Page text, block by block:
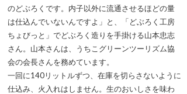
のどぶろくです。内子以外に流通させるほどの量
は仕込んでいないんですよ」と、「どぶろく工房
ちょびっと」でどぶろく造りを手掛ける山本忠志
さん。山本さんは、うちこグリーンツーリズム協
会の会長さんを務めています。
一回に140リットルずつ、在庫を切らさないように
仕込み、火入れはしません。生のおいしさを味わ